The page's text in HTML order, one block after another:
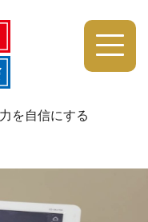
を自信にする